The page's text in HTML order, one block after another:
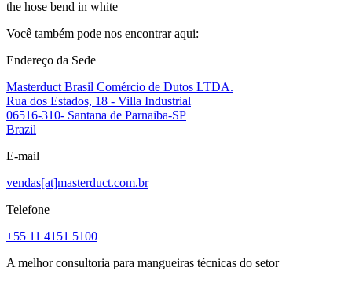
Você também pode nos encontrar aqui:
Endereço da Sede
Masterduct Brasil Comércio de Dutos LTDA.
Rua dos Estados, 18 - Villa Industrial
06516-310- Santana de Parnaiba-SP
Brazil
E-mail
vendas[at]masterduct.com.br
Telefone
+55 11 4151 5100
A melhor consultoria para mangueiras técnicas do setor